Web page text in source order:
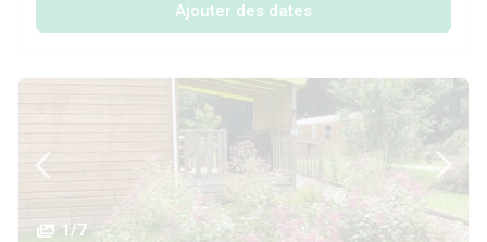
Ajouter des dates
1/7